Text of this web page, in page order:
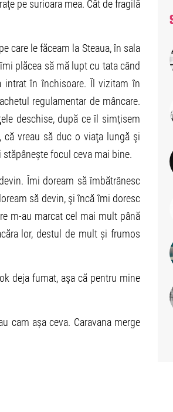
pe surioara mea. Cât de fragilă
care le făceam la Steaua, în sala
plăcea să mă lupt cu tata când
intrat în închisoare. Îl vizitam în
regulamentar de mâncare.
deschise, după ce îl simțisem
vreau să duc o viaţa lungă şi
focul ceva mai bine.
Îmi doream să îmbătrânesc
să devin, şi încă îmi doresc
m-au marcat cel mai mult până
lor, destul de mult și frumos
deja fumat, aşa că pentru mine
cam așa ceva. Caravana merge